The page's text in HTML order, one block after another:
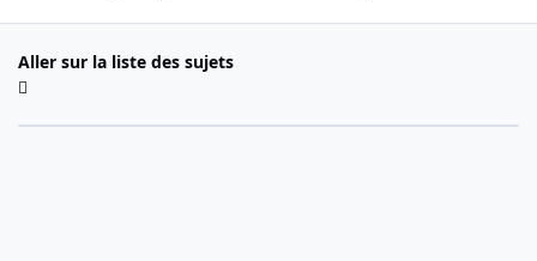
Aller sur la liste des sujets